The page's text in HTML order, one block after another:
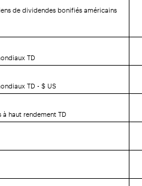
de dividendes bonifiés américains
TD
TD - $ US
haut rendement TD